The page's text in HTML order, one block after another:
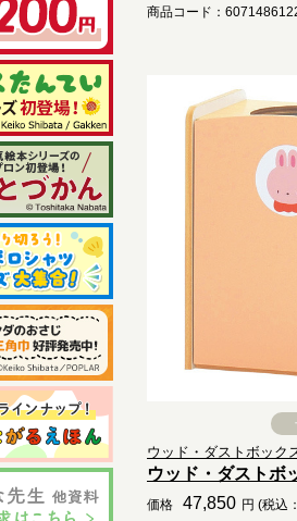
商品コード：
ウッド・ダストボック
ウッド・ダストボ
価格 47,850 円 (税込